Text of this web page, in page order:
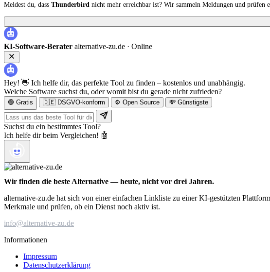
Meldest du, dass Thunderbird nicht mehr erreichbar ist? Wir sammeln Meldungen und prüfen
KI-Software-Berater alternative-zu.de · Online
Hey! 👋 Ich helfe dir, das perfekte Tool zu finden – kostenlos und unabhängig.
Welche Software suchst du, oder womit bist du gerade nicht zufrieden?
🟢 Gratis 🇩🇪 DSGVO-konform ⚙️ Open Source 💸 Günstigste
Suchst du ein bestimmtes Tool?
Ich helfe dir beim Vergleichen! 🤖
Wir finden die beste Alternative — heute, nicht vor drei Jahren.
alternative-zu.de hat sich von einer einfachen Linkliste zu einer KI-gestützten
Merkmale und prüfen, ob ein Dienst noch aktiv ist.
info@alternative-zu.de
Informationen
Impressum
Datenschutzerklärung